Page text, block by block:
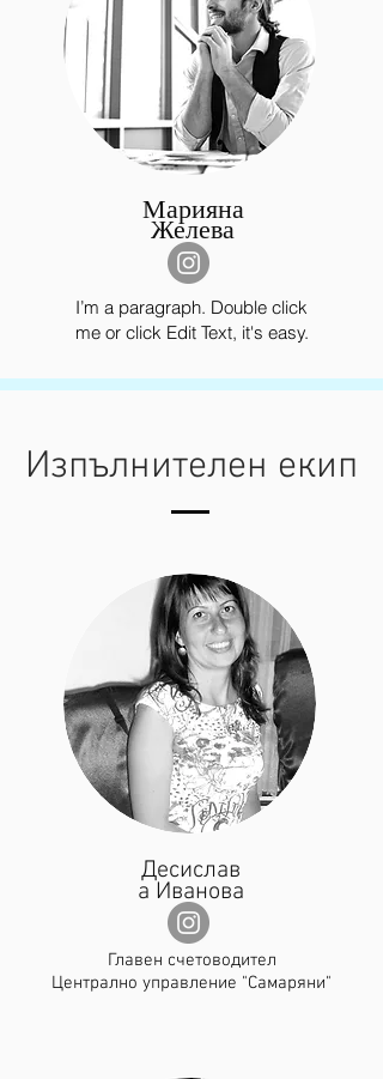
Марияна
Желева
I’m a paragraph. Double click
me or click Edit Text, it's easy.
Изпълнителен екип
Десислав
а Иванова
Главен счетоводител
Централно управление "Самаряни"